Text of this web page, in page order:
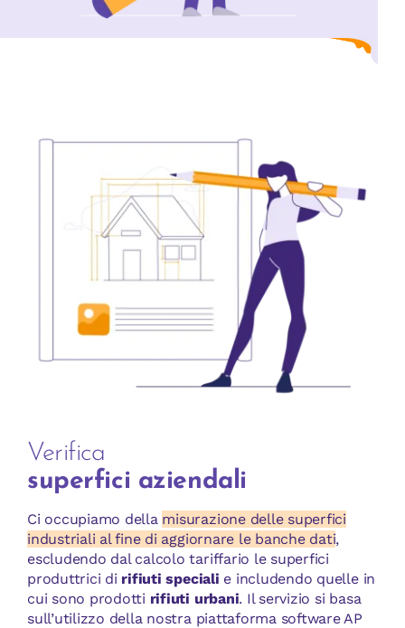
Verifica
superfici aziendali
Ci occupiamo della misurazione delle superfici
industriali al fine di aggiornare le banche dati,
escludendo dal calcolo tariffario le superfici
produttrici di rifiuti speciali e includendo quelle in
cui sono prodotti rifiuti urbani. Il servizio si basa
sull’utilizzo della nostra piattaforma software AP